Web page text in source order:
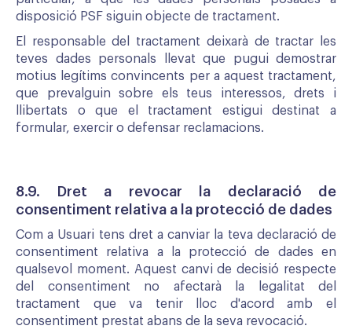
disposició PSF siguin objecte de tractament.
El responsable del tractament deixarà de tractar les
teves dades personals llevat que pugui demostrar
motius legítims convincents per a aquest tractament,
que prevalguin sobre els teus interessos, drets i
llibertats o que el tractament estigui destinat a
formular, exercir o defensar reclamacions.
8.9. Dret a revocar la declaració de
consentiment relativa a la protecció de dades
Com a Usuari tens dret a canviar la teva declaració de
consentiment relativa a la protecció de dades en
qualsevol moment. Aquest canvi de decisió respecte
del consentiment no afectarà la legalitat del
tractament que va tenir lloc d'acord amb el
consentiment prestat abans de la seva revocació.